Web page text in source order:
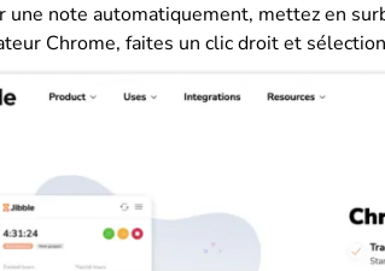
une note automatiquement, mettez en
Chrome, faites un clic droit et